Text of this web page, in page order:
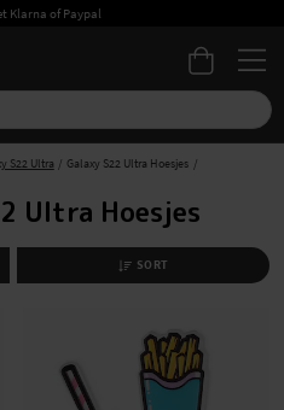
Klarna of Paypal
S22 Ultra Galaxy S22 Ultra Hoesjes
Ultra Hoesjes
SORT